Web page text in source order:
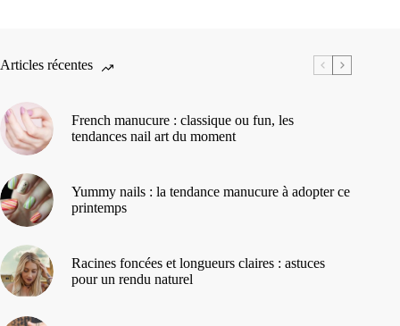
Articles récentes
French manucure : classique ou fun, les
tendances nail art du moment
Yummy nails : la tendance manucure à adopter ce
printemps
Racines foncées et longueurs claires : astuces
pour un rendu naturel